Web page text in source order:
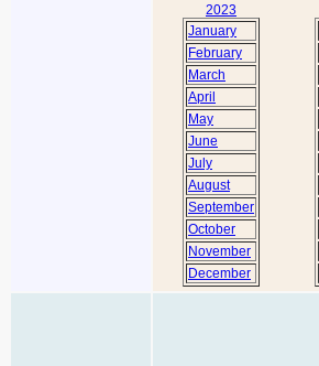
2023
January
February
March
April
May
June
July
August
September
October
November
December